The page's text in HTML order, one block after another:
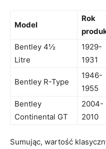
Model
Rok
Bentley ⁣4½
Litre
1929-
1931
Bentley​ R-Type
1946-
1955
Bentley
Continental GT
2004-
2010
Sumując,​ wartość